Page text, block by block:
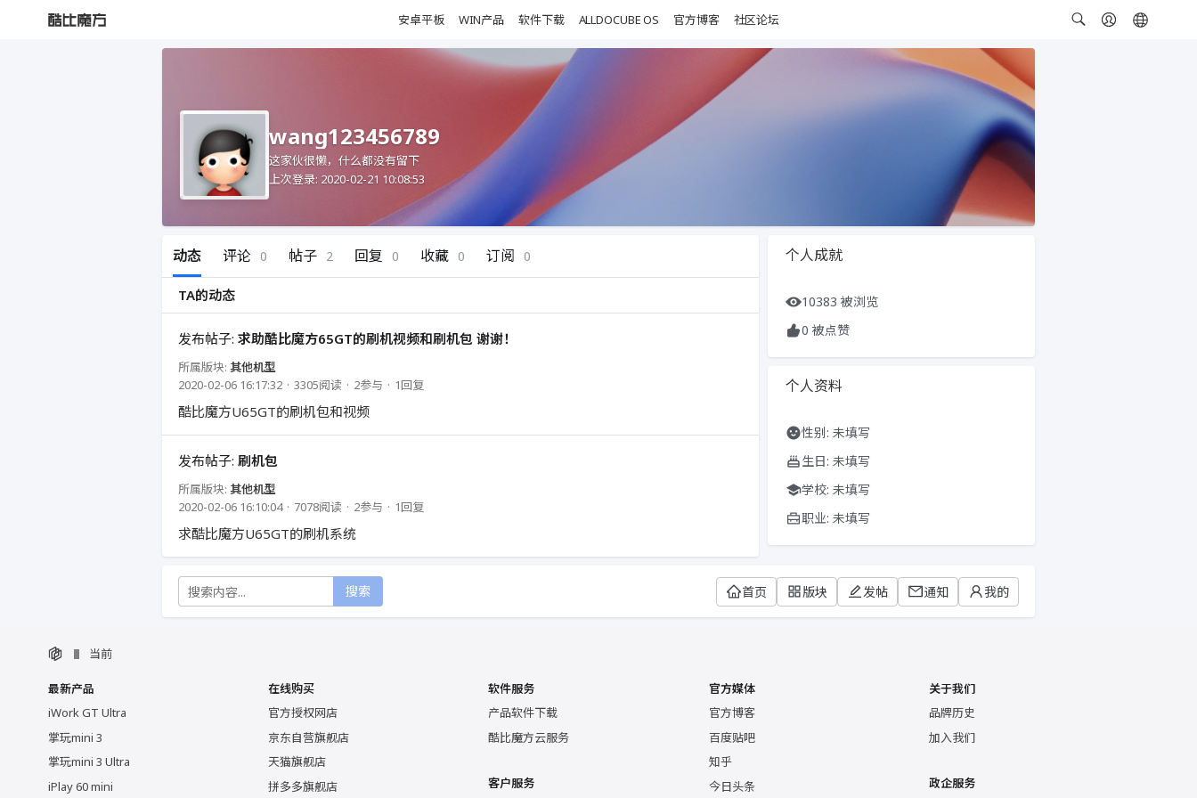
安卓平板 WIN产品 软件下载 ALLDOCUBE OS 官方博客 社区论坛
wang123456789
这家伙很懒，什么都没有留下
上次登录: 2020-02-21 10:08:53
动态 评论 0 帖子 2 回复 0 收藏 0 订阅 0
TA的动态
发布帖子: 求助酷比魔方65GT的刷机视频和刷机包 谢谢！
所属版块: 其他机型
2020-02-06 16:17:32
3305阅读 2参与 1回复
酷比魔方U65GT的刷机包和视频
发布帖子: 刷机包
所属版块: 其他机型
2020-02-06 16:10:04
7078阅读 2参与 1回复
求酷比魔方U65GT的刷机系统
个人成就
10383 被浏览
0 被点赞
个人资料
性别: 未填写
生日: 未填写
学校: 未填写
职业: 未填写
搜索 首页 版块 发帖 通知 我的
当前
最新产品
iWork GT Ultra
掌玩mini 3
掌玩mini 3 Ultra
iPlay 60 mini
在线购买
官方授权网店
京东自营旗舰店
天猫旗舰店
拼多多旗舰店
软件服务
产品软件下载
酷比魔方云服务
客户服务
官方媒体
官方博客
百度贴吧
知乎
今日头条
关于我们
品牌历史
加入我们
政企服务